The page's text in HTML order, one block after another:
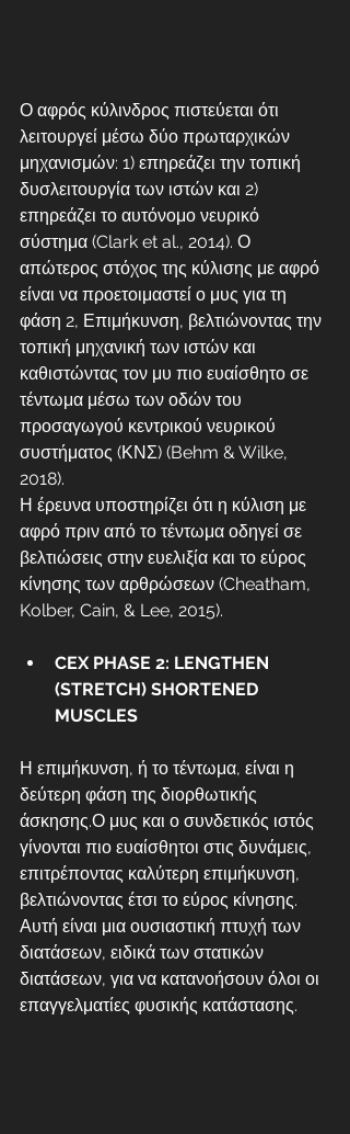
Ο αφρός κύλινδρος πιστεύεται ότι
λειτουργεί μέσω δύο πρωταρχικών
μηχανισμών: 1) επηρεάζει την τοπική
δυσλειτουργία των ιστών και 2)
επηρεάζει το αυτόνομο νευρικό
σύστημα (Clark et al., 2014). Ο
απώτερος στόχος της κύλισης με αφρό
είναι να προετοιμαστεί ο μυς για τη
φάση 2, Επιμήκυνση, βελτιώνοντας την
τοπική μηχανική των ιστών και
καθιστώντας τον μυ πιο ευαίσθητο σε
τέντωμα μέσω των οδών του
προσαγωγού κεντρικού νευρικού
συστήματος (ΚΝΣ) (Behm & Wilke,
2018).
Η έρευνα υποστηρίζει ότι η κύλιση με
αφρό πριν από το τέντωμα οδηγεί σε
βελτιώσεις στην ευελιξία και το εύρος
κίνησης των αρθρώσεων (Cheatham,
Kolber, Cain, & Lee, 2015).
CEX PHASE 2: LENGTHEN
(STRETCH) SHORTENED
MUSCLES
Η επιμήκυνση, ή το τέντωμα, είναι η
δεύτερη φάση της διορθωτικής
άσκησης.Ο μυς και ο συνδετικός ιστός
γίνονται πιο ευαίσθητοι στις δυνάμεις,
επιτρέποντας καλύτερη επιμήκυνση,
βελτιώνοντας έτσι το εύρος κίνησης.
Αυτή είναι μια ουσιαστική πτυχή των
διατάσεων, ειδικά των στατικών
διατάσεων, για να κατανοήσουν όλοι οι
επαγγελματίες φυσικής κατάστασης.